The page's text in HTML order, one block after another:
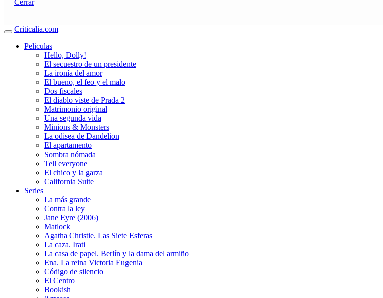
Cerrar
Criticalia.com
Peliculas
Hello, Dolly!
El secuestro de un presidente
La ironía del amor
El bueno, el feo y el malo
Dos fiscales
El diablo viste de Prada 2
Matrimonio original
Una segunda vida
Minions & Monsters
La odisea de Dandelion
El apartamento
Sombra nómada
Tell everyone
El chico y la garza
California Suite
Series
La más grande
Contra la ley
Jane Eyre (2006)
Matlock
Agatha Christie. Las Siete Esferas
La caza. Irati
La casa de papel. Berlín y la dama del armiño
Ena. La reina Victoria Eugenia
Código de silencio
El Centro
Bookish